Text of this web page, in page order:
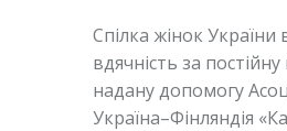
Спілка жінок
вдячність за
надану допомогу
Україна–Фінляндія